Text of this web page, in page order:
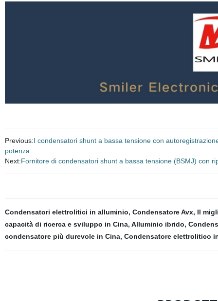
Previous:I condensatori shunt a bassa tensione con
potenza
Next:Fornitore di condensatori shunt a bassa tensione (BSMJ) con
Condensatori elettrolitici in alluminio, Condensatore Avx, Il
capacità di ricerca e sviluppo in Cina, Alluminio ibrido,
condensatore più durevole in Cina, Condensatore elettrolitico